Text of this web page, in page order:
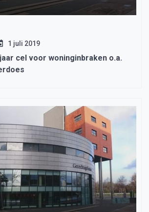
1 juli 2019
cel voor woninginbraken o.a.